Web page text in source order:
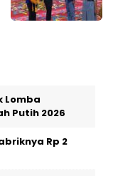
Lomba
Putih 2026
Rp 2